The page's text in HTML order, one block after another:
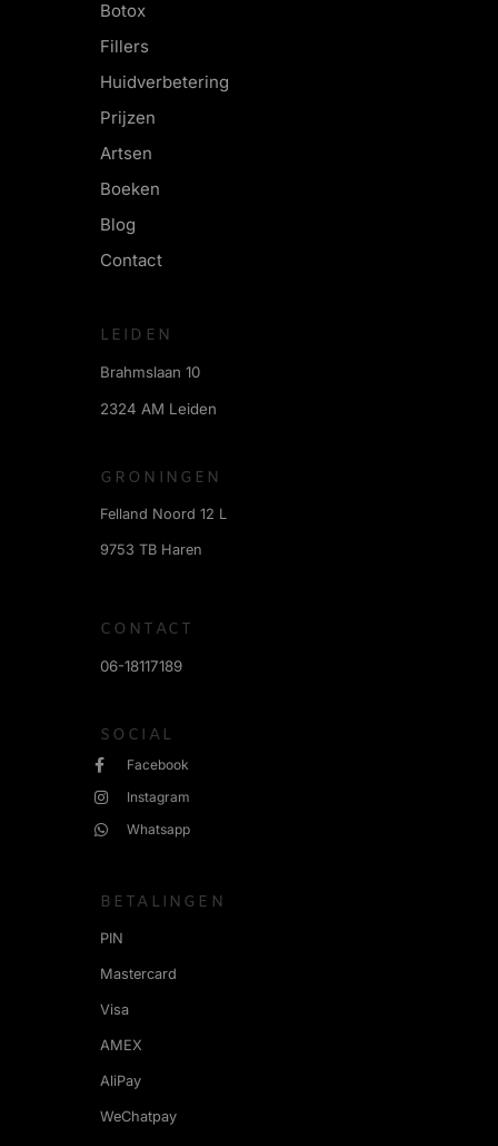
Botox
Fillers
Huidverbetering
Prijzen
Artsen
Boeken
Blog
Contact
LEIDEN
Brahmslaan 10
2324 AM Leiden
GRONINGEN
Felland Noord 12 L
9753 TB Haren
CONTACT
06-18117189
SOCIAL
Facebook
Instagram
Whatsapp
BETALINGEN
PIN
Mastercard
Visa
AMEX
AliPay
WeChatpay